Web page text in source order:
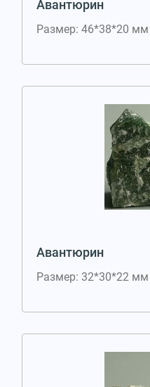
Авантюрин
Размер: 46*38*20 мм
Авантюрин
Размер: 32*30*22 мм